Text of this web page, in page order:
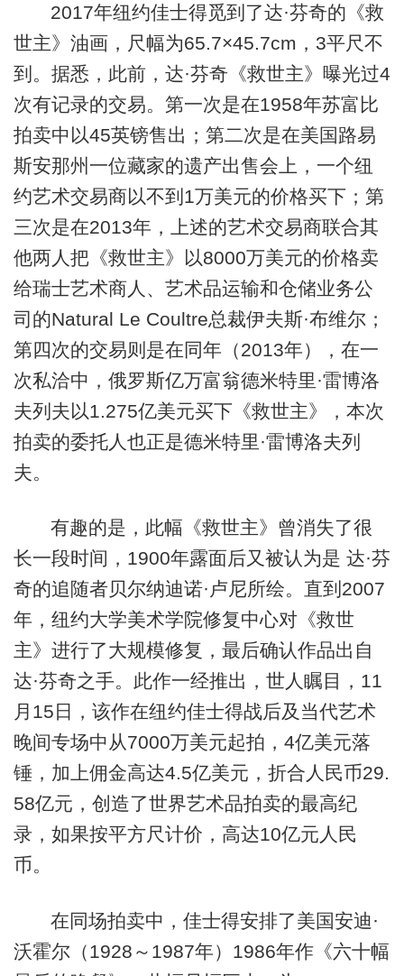
2017年纽约佳士得觅到了达·芬奇的《救
世主》油画，尺幅为65.7×45.7cm，3平尺不
到。据悉，此前，达·芬奇《救世主》曝光过4
次有记录的交易。第一次是在1958年苏富比
拍卖中以45英镑售出；第二次是在美国路易
斯安那州一位藏家的遗产出售会上，一个纽
约艺术交易商以不到1万美元的价格买下；第
三次是在2013年，上述的艺术交易商联合其
他两人把《救世主》以8000万美元的价格卖
给瑞士艺术商人、艺术品运输和仓储业务公
司的Natural Le Coultre总裁伊夫斯·布维尔；
第四次的交易则是在同年（2013年），在一
次私洽中，俄罗斯亿万富翁德米特里·雷博洛
夫列夫以1.275亿美元买下《救世主》，本次
拍卖的委托人也正是德米特里·雷博洛夫列
夫。
有趣的是，此幅《救世主》曾消失了很
长一段时间，1900年露面后又被认为是 达·芬
奇的追随者贝尔纳迪诺·卢尼所绘。直到2007
年，纽约大学美术学院修复中心对《救世
主》进行了大规模修复，最后确认作品出自
达·芬奇之手。此作一经推出，世人瞩目，11
月15日，该作在纽约佳士得战后及当代艺术
晚间专场中从7000万美元起拍，4亿美元落
锤，加上佣金高达4.5亿美元，折合人民币29.
58亿元，创造了世界艺术品拍卖的最高纪
录，如果按平方尺计价，高达10亿元人民
币。
在同场拍卖中，佳士得安排了美国安迪·
沃霍尔（1928～1987年）1986年作《六十幅